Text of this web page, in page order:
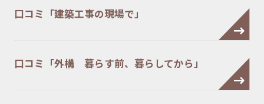
口コミ「建築工事の現場で」
口コミ「外構 暮らす前、暮らしてから」